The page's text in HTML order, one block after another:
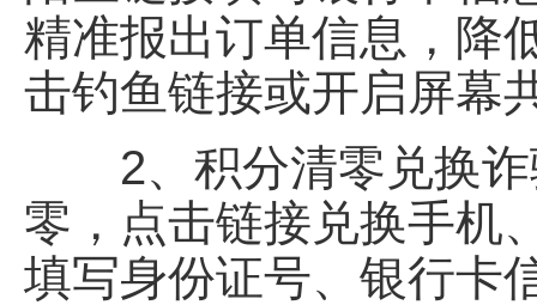
精准报出订单信息，降
击钓鱼链接或开启屏幕
2、积分清零兑换诈
零，点击链接兑换手机
填写身份证号、银行卡